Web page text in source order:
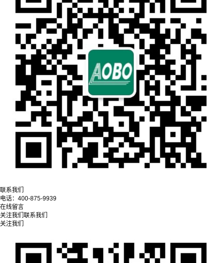
联系我们
电话： 400-875-9939
在线留言
关注我们 联系我们
关注我们